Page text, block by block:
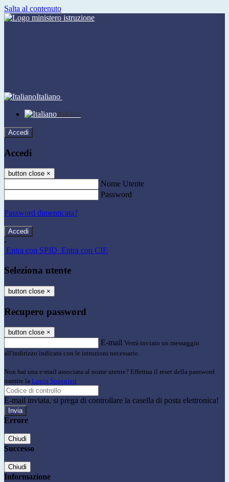
Salta al contenuto
Italiano
Italiano
Accedi
Accedi
button close ×
Nome Utente
Password
Password dimenticata?
-
Entra con SPID Entra con CIE
Seleziona utente
button close ×
Recupero password
button close ×
E-mail Verrà inviato un messaggio
all'indirizzo indicato con le istruzioni necessarie.
Non hai una e-mail associata al nome utente? Effettua il reset della password
tramite la Login Spaggiari
E-mail inviata, si prega di controllare la casella di posta elettronica!
Errore
Chiudi
Successo
Chiudi
Informazione